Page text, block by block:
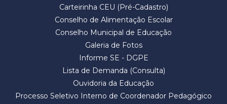
Carteirinha CEU (Pré-Cadastro)
Conselho de Alimentação Escolar
Conselho Municipal de Educação
Galeria de Fotos
Informe SE - DGPE
Lista de Demanda (Consulta)
Ouvidoria da Educação
Processo Seletivo Interno de Coordenador Pedagógico